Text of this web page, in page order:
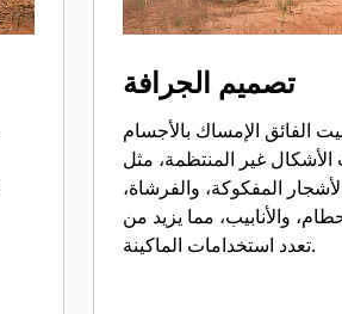
تصميم الجرافة
الفائق الإمساك بالأجسام
الأشكال غير المنتظمة، مثل
المفكوكة، والفرشاة،
والأنابيب، مما يزيد من
تعدد استخدامات الماكينة.